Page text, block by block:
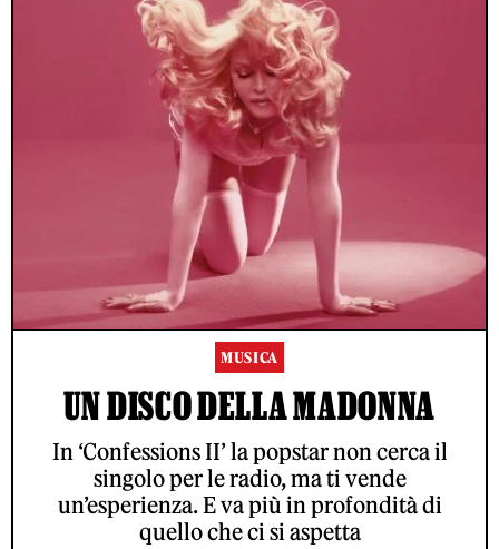
MUSICA
UN DISCO DELLA MADONNA
In ‘Confessions II’ la popstar non cerca il
singolo per le radio, ma ti vende
un’esperienza. E va più in profondità di
quello che ci si aspetta